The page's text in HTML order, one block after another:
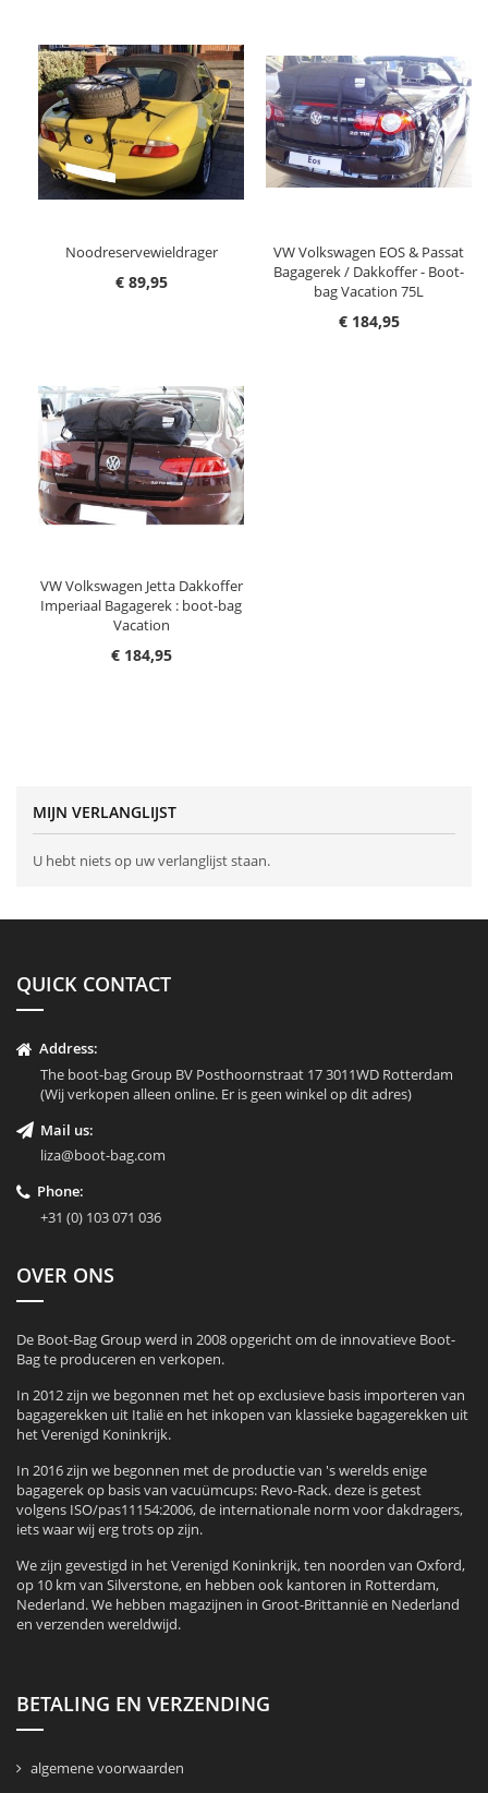
Noodreservewieldrager
€ 89,95
VW Volkswagen EOS & Passat
Bagagerek / Dakkoffer - Boot-
bag Vacation 75L
€ 184,95
VW Volkswagen Jetta Dakkoffer
Imperiaal Bagagerek : boot-bag
Vacation
€ 184,95
MIJN VERLANGLIJST
U hebt niets op uw verlanglijst staan.
QUICK CONTACT
Address:
The boot-bag Group BV Posthoornstraat 17 3011WD Rotterdam
(Wij verkopen alleen online. Er is geen winkel op dit adres)
Mail us:
liza@boot-bag.com
Phone:
+31 (0) 103 071 036
OVER ONS
De Boot-Bag Group werd in 2008 opgericht om de innovatieve Boot-
Bag te produceren en verkopen.
In 2012 zijn we begonnen met het op exclusieve basis importeren van
bagagerekken uit Italië en het inkopen van klassieke bagagerekken uit
het Verenigd Koninkrijk.
In 2016 zijn we begonnen met de productie van 's werelds enige
bagagerek op basis van vacuümcups: Revo-Rack. deze is getest
volgens ISO/pas11154:2006, de internationale norm voor dakdragers,
iets waar wij erg trots op zijn.
We zijn gevestigd in het Verenigd Koninkrijk, ten noorden van Oxford,
op 10 km van Silverstone, en hebben ook kantoren in Rotterdam,
Nederland. We hebben magazijnen in Groot-Brittannië en Nederland
en verzenden wereldwijd.
BETALING EN VERZENDING
algemene voorwaarden